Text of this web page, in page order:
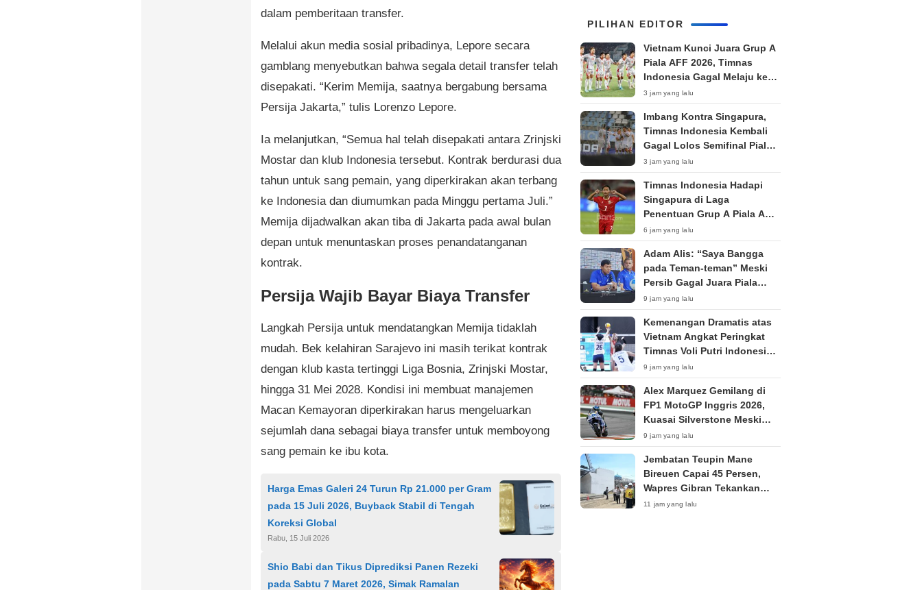
dalam pemberitaan transfer.
Melalui akun media sosial pribadinya, Lepore secara
gamblang menyebutkan bahwa segala detail transfer telah
disepakati. “Kerim Memija, saatnya bergabung bersama
Persija Jakarta,” tulis Lorenzo Lepore.
Ia melanjutkan, “Semua hal telah disepakati antara Zrinjski
Mostar dan klub Indonesia tersebut. Kontrak berdurasi dua
tahun untuk sang pemain, yang diperkirakan akan terbang
ke Indonesia dan diumumkan pada Minggu pertama Juli.”
Memija dijadwalkan akan tiba di Jakarta pada awal bulan
depan untuk menuntaskan proses penandatanganan
kontrak.
Persija Wajib Bayar Biaya Transfer
Langkah Persija untuk mendatangkan Memija tidaklah
mudah. Bek kelahiran Sarajevo ini masih terikat kontrak
dengan klub kasta tertinggi Liga Bosnia, Zrinjski Mostar,
hingga 31 Mei 2028. Kondisi ini membuat manajemen
Macan Kemayoran diperkirakan harus mengeluarkan
sejumlah dana sebagai biaya transfer untuk memboyong
sang pemain ke ibu kota.
Harga Emas Galeri 24 Turun Rp 21.000 per Gram
pada 15 Juli 2026, Buyback Stabil di Tengah
Koreksi Global
Rabu, 15 Juli 2026
Shio Babi dan Tikus Diprediksi Panen Rezeki
pada Sabtu 7 Maret 2026, Simak Ramalan
PILIHAN EDITOR
Vietnam Kunci Juara Grup A
Piala AFF 2026, Timnas
Indonesia Gagal Melaju ke
Semifinal
3 jam yang lalu
Imbang Kontra Singapura,
Timnas Indonesia Kembali
Gagal Lolos Semifinal Piala
AFF Dua Edisi Beruntun
3 jam yang lalu
Timnas Indonesia Hadapi
Singapura di Laga
Penentuan Grup A Piala AFF
2026: Tiket Semifinal Jadi
Taruhan
6 jam yang lalu
Adam Alis: “Saya Bangga
pada Teman-teman” Meski
Persib Gagal Juara Piala
Presiden 2026
9 jam yang lalu
Kemenangan Dramatis atas
Vietnam Angkat Peringkat
Timnas Voli Putri Indonesia
ke Posisi 53 Dunia
9 jam yang lalu
Alex Marquez Gemilang di
FP1 MotoGP Inggris 2026,
Kuasai Silverstone Meski
Sempat Terkendala Motor
9 jam yang lalu
Jembatan Teupin Mane
Bireuen Capai 45 Persen,
Wapres Gibran Tekankan
Kualitas Pembangunan
11 jam yang lalu